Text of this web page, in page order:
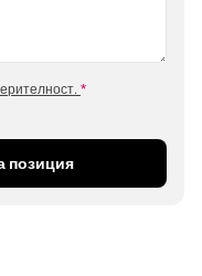
*
позиция